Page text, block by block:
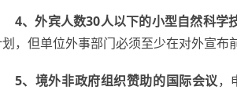
4、外宾人数30人以下的小型自然科学
，但单位外事部门必须至少在对外宣布
5、境外非政府组织赞助的国际会议，